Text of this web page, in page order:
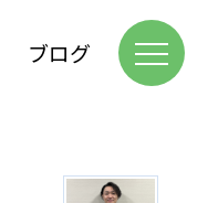
ブログ